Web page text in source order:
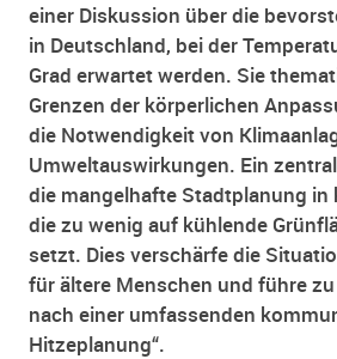
einer Diskussion über die
in Deutschland, bei der
Grad erwartet werden. Sie
Grenzen der körperlichen
die Notwendigkeit von
Umweltauswirkungen. Ein
die mangelhafte Stadtplanung in
die zu wenig auf kühlende
setzt. Dies verschärfe die
für ältere Menschen und führe
nach einer umfassenden
Hitzeplanung“.